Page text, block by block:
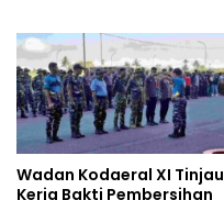
Ahmad Ibrahim
Wadan Kodaeral XI Tinjau
Kerja Bakti Pembersihan